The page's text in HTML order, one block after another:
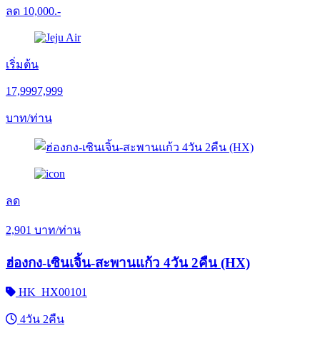
ลด 10,000.-
เริ่มต้น
17,9997,999
บาท/ท่าน
ลด
2,901 บาท/ท่าน
ฮ่องกง-เซินเจิ้น-สะพานแก้ว 4วัน 2คืน (HX)
HK_HX00101
4วัน 2คืน